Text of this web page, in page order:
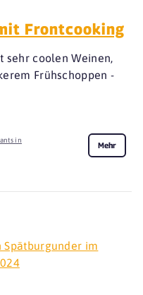
Frontcooking
sehr coolen Weinen,
Frühschoppen -
in
Mehr